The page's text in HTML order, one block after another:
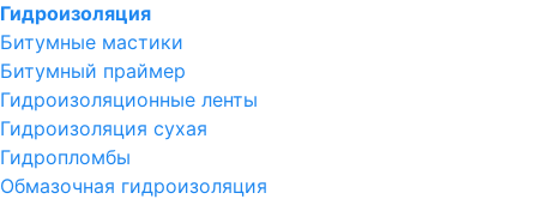
Гидроизоляция
Битумные мастики
Битумный праймер
Гидроизоляционные ленты
Гидроизоляция сухая
Гидропломбы
Обмазочная гидроизоляция